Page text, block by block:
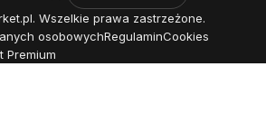
Wszelkie prawa zastrzeżone.
osobowychRegulaminCookies
Premium